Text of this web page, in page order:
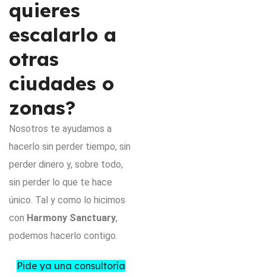
quieres
escalarlo a
otras
ciudades o
zonas?
Nosotros te ayudamos a
hacerlo sin perder tiempo, sin
perder dinero y, sobre todo,
sin perder lo que te hace
único. Tal y como lo hicimos
con Harmony Sanctuary,
podemos hacerlo contigo.
Pide ya una consultoría